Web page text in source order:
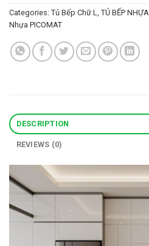
Categories: Tủ Bếp Chữ L TỦ BẾP NHỰA
Nhựa PICOMAT
DESCRIPTION
REVIEWS (0)